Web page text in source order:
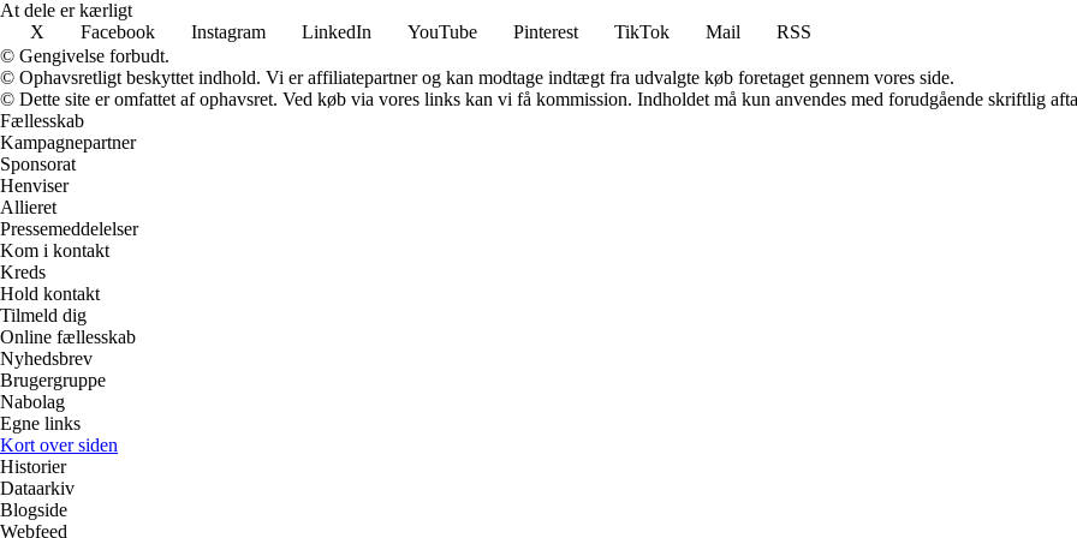
At dele er kærligt
X
Facebook Instagram LinkedIn YouTube Pinterest TikTok Mail
RSS
© Gengivelse forbudt.
© Ophavsretligt beskyttet indhold. Vi er affiliatepartner og kan modtage indtægt fra udvalgte køb foretaget gennem vores side.
© Dette site er omfattet af ophavsret. Ved køb via vores links kan vi få kommission. Indholdet må kun anvendes med forudgående skriftlig
Fællesskab
Kampagnepartner
Sponsorat
Henviser
Allieret
Pressemeddelelser
Kom i kontakt
Kreds
Hold kontakt
Tilmeld dig
Online fællesskab
Nyhedsbrev
Brugergruppe
Nabolag
Egne links
Kort over siden
Historier
Dataarkiv
Blogside
Webfeed